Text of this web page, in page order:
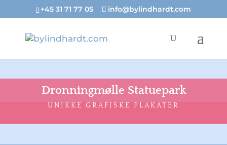
+45 31 71 77 05 info@bylindhardt.com
Dronningmølle Statuepark
UNIKKE GRAFISKE PLAKATER